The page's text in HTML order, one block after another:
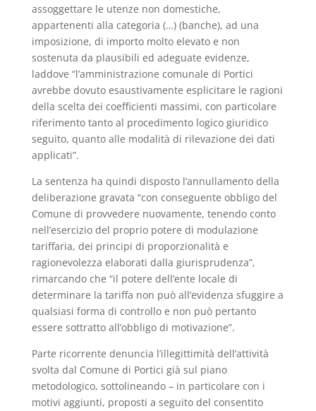
assoggettare le utenze non domestiche,
appartenenti alla categoria (…) (banche), ad una
imposizione, di importo molto elevato e non
sostenuta da plausibili ed adeguate evidenze,
laddove “l’amministrazione comunale di Portici
avrebbe dovuto esaustivamente esplicitare le ragioni
della scelta dei coefficienti massimi, con particolare
riferimento tanto al procedimento logico giuridico
seguito, quanto alle modalità di rilevazione dei dati
applicati”.
La sentenza ha quindi disposto l’annullamento della
deliberazione gravata “con conseguente obbligo del
Comune di provvedere nuovamente, tenendo conto
nell’esercizio del proprio potere di modulazione
tariffaria, dei principi di proporzionalità e
ragionevolezza elaborati dalla giurisprudenza”,
rimarcando che “il potere dell’ente locale di
determinare la tariffa non può all’evidenza sfuggire a
qualsiasi forma di controllo e non può pertanto
essere sottratto all’obbligo di motivazione”.
Parte ricorrente denuncia l’illegittimità dell’attività
svolta dal Comune di Portici già sul piano
metodologico, sottolineando – in particolare con i
motivi aggiunti, proposti a seguito del consentito